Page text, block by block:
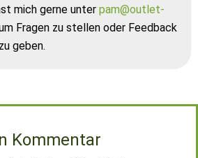
mich gerne unter pam@outlet-
Fragen zu stellen oder Feedback
geben.
Kommentar